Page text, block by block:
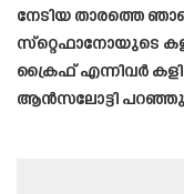
നേടിയ താരത്തെ
സ്‌റ്റെഫാനോയുടെ
ക്രൈഫ് എന്നിവർ
ആൻസലോട്ടി